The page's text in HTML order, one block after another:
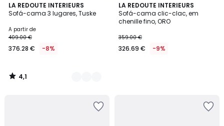
LA REDOUTE INTERIEURS
Sofá-cama 3 lugares, Tuske
Preço
a
partir
376.28
€
A partir de
409.00 €
376.28 € -8%
4,1
/ 5
3
Cores
4,1
/
LA REDOUTE INTERIEURS
Sofá-cama clic-clac, em
chenille fino, ORO
359.00 €
326.69 € -9%